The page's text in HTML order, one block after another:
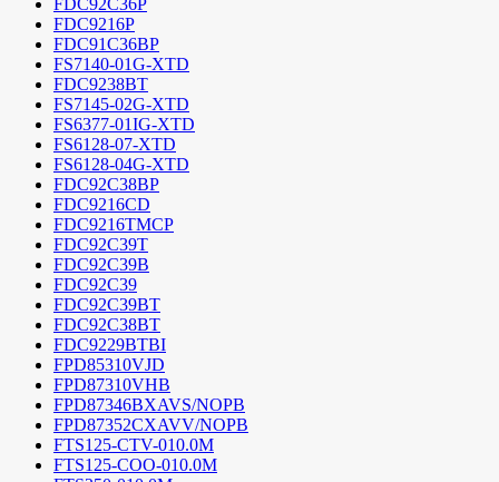
FDC9216P
FDC91C36BP
FS7140-01G-XTD
FDC9238BT
FS7145-02G-XTD
FS6377-01IG-XTD
FS6128-07-XTD
FS6128-04G-XTD
FDC92C38BP
FDC9216CD
FDC9216TMCP
FDC92C39T
FDC92C39B
FDC92C39
FDC92C39BT
FDC92C38BT
FDC9229BTBI
FPD85310VJD
FPD87310VHB
FPD87346BXAVS/NOPB
FPD87352CXAVV/NOPB
FTS125-CTV-010.0M
FTS125-COO-010.0M